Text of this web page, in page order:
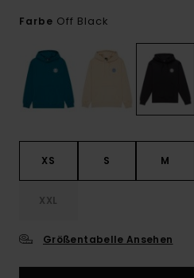
Farbe Off Black
XS S M
XXL
Größentabelle Ansehen